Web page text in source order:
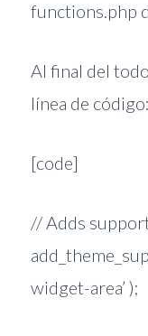
functions.php
Al final del
línea de código:
[code]
// Adds
widget-area’ );